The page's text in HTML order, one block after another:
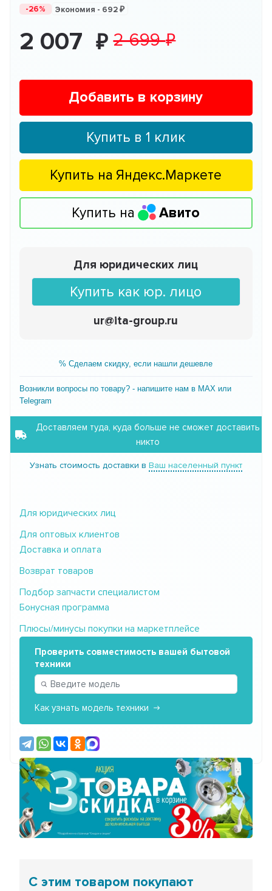
-26% Экономия - 692
2 007 2 699
Добавить в корзину
Купить в 1 клик
Купить на Яндекс.Маркете
Купить на Авито
Для юридических лиц
Купить как юр. лицо
ur@ita-group.ru
% Сделаем скидку, если нашли дешевле
Возникли вопросы по товару? - напишите нам в MAX или
Telegram
Доставляем туда, куда больше не сможет доставить
никто
Узнать стоимость доставки в Ваш населенный пункт
Для юридических лиц
Для оптовых клиентов
Доставка и оплата
Возврат товаров
Подбор запчасти специалистом
Бонусная программа
Плюсы/минусы покупки на маркетплейсе
Проверить совместимость вашей бытовой
техники
Как узнать модель техники
Предыдущий
С этим товаром покупают